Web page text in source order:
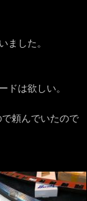
ました。
ドは欲しい。
頼んでいたので